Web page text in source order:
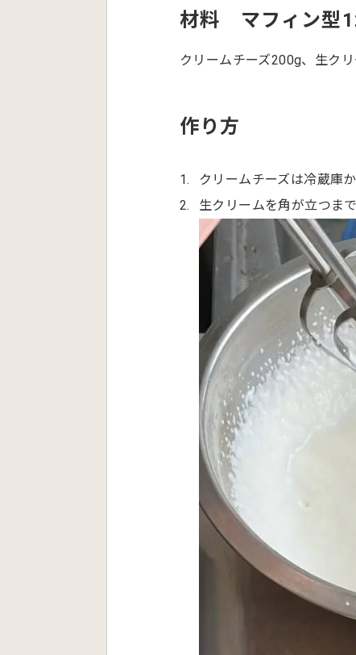
材料 マフィン型
クリームチーズ200g、生ク
作り方
クリームチーズは冷蔵庫
生クリームを角が立つま